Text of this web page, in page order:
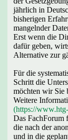
jährlich in
bisherigen
mangelnder
Erst wenn die
dafür geben,
Alternative zur
Für die
Schritt die
möchten wir Sie
Weitere
(https://
Das FachForum
die nach der
und in die